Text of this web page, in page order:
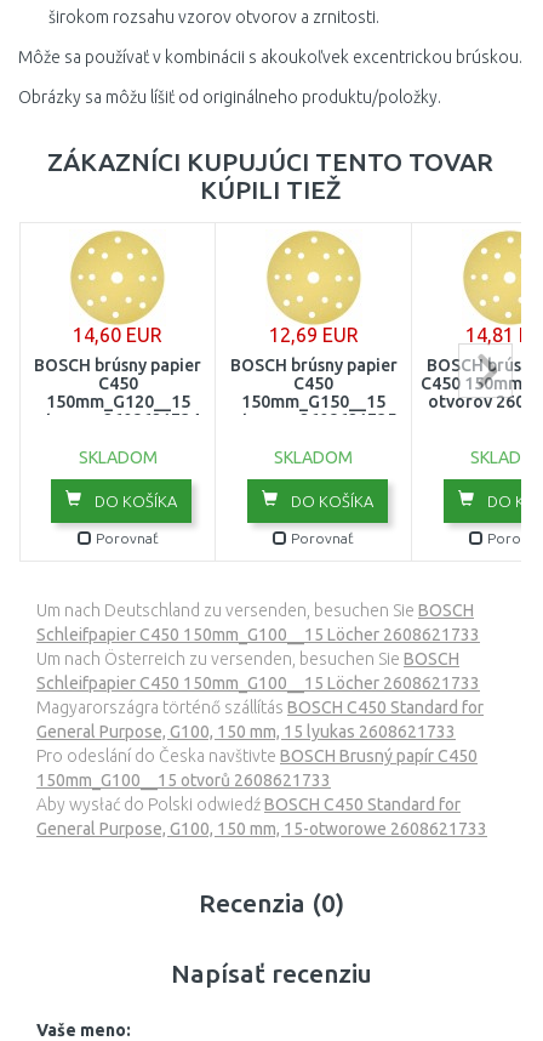
širokom rozsahu vzorov otvorov a zrnitosti.
Môže sa používať v kombinácii s akoukoľvek excentrickou brúskou.
Obrázky sa môžu líšiť od originálneho produktu/položky.
ZÁKAZNÍCI KUPUJÚCI TENTO TOVAR
KÚPILI TIEŽ
14,60 EUR
BOSCH brúsny papier
C450
150mm_G120__15
otvorov 2608621734
SKLADOM
DO KOŠÍKA
Porovnať
12,69 EUR
BOSCH brúsny papier
C450
150mm_G150__15
otvorov 2608621735
SKLADOM
DO KOŠÍKA
Porovnať
14,81
BOSCH
C450
otvorov
DO
Um nach Deutschland zu versenden, besuchen Sie BOSCH
Schleifpapier C450 150mm_G100__15 Löcher 2608621733
Um nach Österreich zu versenden, besuchen Sie BOSCH
Schleifpapier C450 150mm_G100__15 Löcher 2608621733
Magyarországra történő szállítás BOSCH C450 Standard for
General Purpose, G100, 150 mm, 15 lyukas 2608621733
Pro odeslání do Česka navštivte BOSCH Brusný papír C450
150mm_G100__15 otvorů 2608621733
Aby wysłać do Polski odwiedźBOSCH C450 Standard for
General Purpose, G100, 150 mm, 15-otworowe 2608621733
Recenzia (0)
Napísať recenziu
Vaše meno: